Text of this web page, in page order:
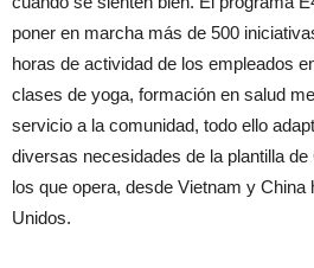
poner en marcha más de 500
horas de actividad de los empleados
clases de yoga, formación en salud
servicio a la comunidad, todo ello
diversas necesidades de la plantilla
los que opera, desde Vietnam y
Unidos.